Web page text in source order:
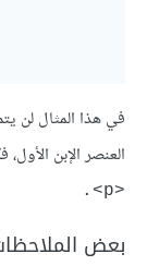
في هذا المثال لن
العنصر الإبن
<p>.
بعض